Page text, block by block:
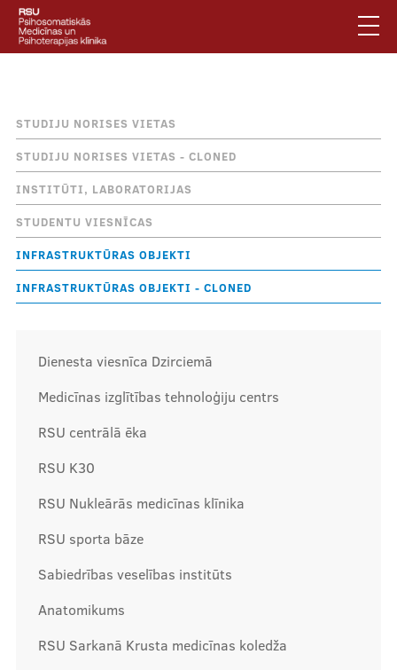
Pārlekt
galveno
saturu
Meklēt Mobile
augšējā
izvēlne
Jautājumi un atbildes
Privātuma politika
Vides pieejamība
Piesakies jaunumiem
Mobile
izvēlne
Pakalpojumi
Mūsu komanda
Cenas
Ārstniecības personām
Atpakaļceļš
STUDIJU NORISES VIETAS
STUDIJU NORISES VIETAS - CLONED
INSTITŪTI, LABORATORIJAS
STUDENTU VIESNĪCAS
INFRASTRUKTŪRAS OBJEKTI
INFRASTRUKTŪRAS OBJEKTI - CLONED
Dienesta viesnīca Dzirciemā
Medicīnas izglītības tehnoloģiju centrs
RSU centrālā ēka
RSU K30
RSU Nukleārās medicīnas klīnika
RSU sporta bāze
Sabiedrības veselības institūts
Anatomikums
RSU Sarkanā Krusta medicīnas koledža